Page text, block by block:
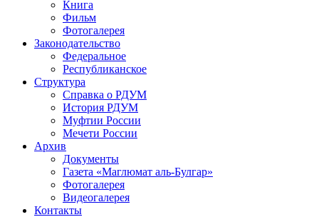
Книга
Фильм
Фотогалерея
Законодательство
Федеральное
Республиканское
Структура
Справка о РДУМ
История РДУМ
Муфтии России
Мечети России
Архив
Документы
Газета «Маглюмат аль-Булгар»
Фотогалерея
Видеогалерея
Контакты